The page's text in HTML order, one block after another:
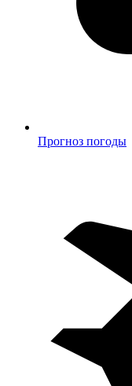
Прогноз погоды